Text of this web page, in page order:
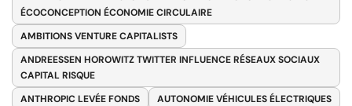
ÉCOCONCEPTION ÉCONOMIE CIRCULAIRE
AMBITIONS VENTURE CAPITALISTS
ANDREESSEN HOROWITZ TWITTER INFLUENCE RÉSEAUX SOCIAUX
CAPITAL RISQUE
ANTHROPIC LEVÉE FONDS
AUTONOMIE VÉHICULES ÉLECTRIQUES